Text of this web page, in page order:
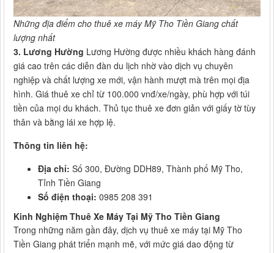
Những địa điểm cho thuê xe máy Mỹ Tho Tiền Giang chất
lượng nhất
3. Lương Hường Lương Hường được nhiều khách hàng đánh
giá cao trên các diễn đàn du lịch nhờ vào dịch vụ chuyên
nghiệp và chất lượng xe mới, vận hành mượt mà trên mọi địa
hình. Giá thuê xe chỉ từ 100.000 vnđ/xe/ngày, phù hợp với túi
tiền của mọi du khách. Thủ tục thuê xe đơn giản với giấy tờ tùy
thân và bằng lái xe hợp lệ.
Thông tin liên hệ:
Địa chỉ: Số 300, Đường DDH89, Thành phố Mỹ Tho,
Tỉnh Tiền Giang
Số điện thoại: 0985 208 391
Kinh Nghiệm Thuê Xe Máy Tại Mỹ Tho Tiền Giang
Trong những năm gần đây, dịch vụ thuê xe máy tại Mỹ Tho
Tiền Giang phát triển mạnh mẽ, với mức giá dao động từ